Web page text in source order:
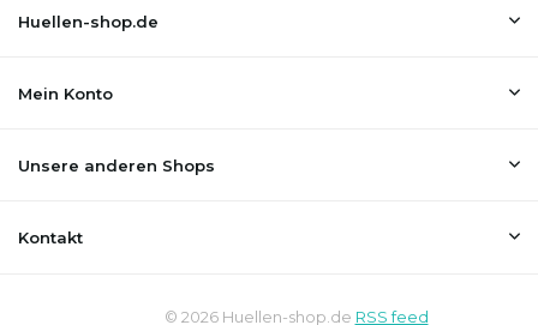
Huellen-shop.de
Mein Konto
Unsere anderen Shops
Kontakt
© 2026 Huellen-shop.de RSS feed